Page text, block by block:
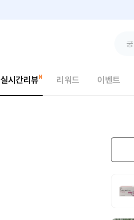
실시간리뷰 리워드 이벤트